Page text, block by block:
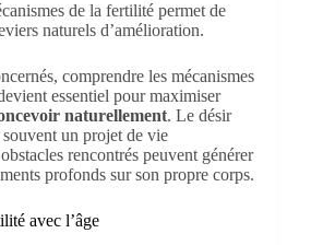
de la fertilité permet de
naturels d’amélioration.
comprendre les mécanismes
essentiel pour maximiser
naturellement. Le désir
souvent un projet de vie
rencontrés peuvent générer
profonds sur son propre corps.
avec l’âge